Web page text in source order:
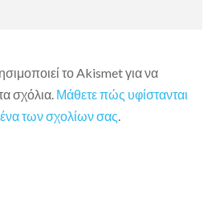
το Akismet για να
σχόλια. Μάθετε πώς υφίστανται
των σχολίων σας.